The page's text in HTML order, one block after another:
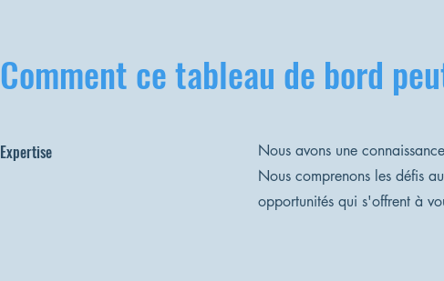
Comment ce tableau de bord
Expertise
Nous avons une
Nous comprenons les défis
opportunités qui s'offrent à